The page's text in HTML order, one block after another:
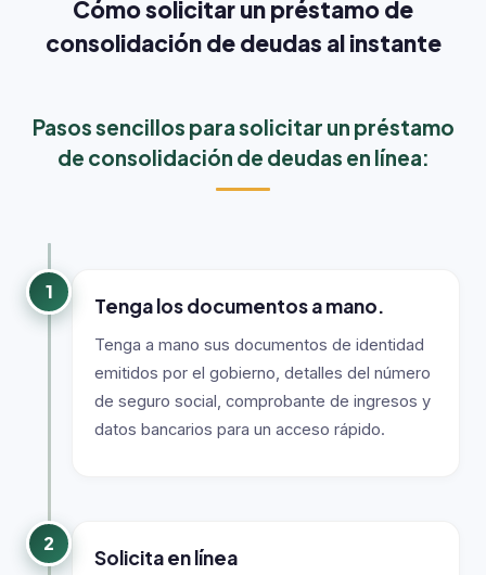
Cómo solicitar un préstamo de
consolidación de deudas al instante
Pasos sencillos para solicitar un préstamo
de consolidación de deudas en línea:
1
Tenga los documentos a mano.
Tenga a mano sus documentos de identidad
emitidos por el gobierno, detalles del número
de seguro social, comprobante de ingresos y
datos bancarios para un acceso rápido.
2
Solicita en línea